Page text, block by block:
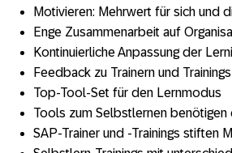
Motivieren: Mehrwert für sich und
Enge Zusammenarbeit auf
Kontinuierliche Anpassung der
Feedback zu Trainern und Trainings
Top-Tool-Set für den Lernmodus
Tools zum Selbstlernen benötigen
SAP-Trainer und -Trainings stiften